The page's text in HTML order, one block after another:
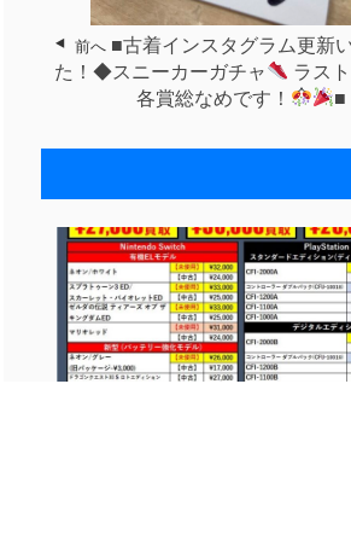
前へ ■古着インスタグラム更新
た！◆スニーカーガチャ
ラス
各賞総なめです！
■